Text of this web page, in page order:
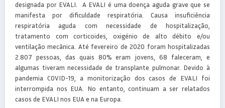
designada por EVALI. A EVALI é uma doença aguda grave que se
manifesta por dificuldade respiratória. Causa insuficiência
respiratória aguda com necessidade de hospitalização,
tratamento com corticoides, oxigénio de alto débito e/ou
ventilação mecânica. Até fevereiro de 2020 foram hospitalizadas
2.807 pessoas, das quais 80% eram jovens, 68 faleceram, e
algumas tiveram necessidade de transplante pulmonar. Devido à
pandemia COVID-19, a monitorização dos casos de EVALI foi
interrompida nos EUA. No entanto, continuam a ser relatados
casos de EVALI nos EUA e na Europa.